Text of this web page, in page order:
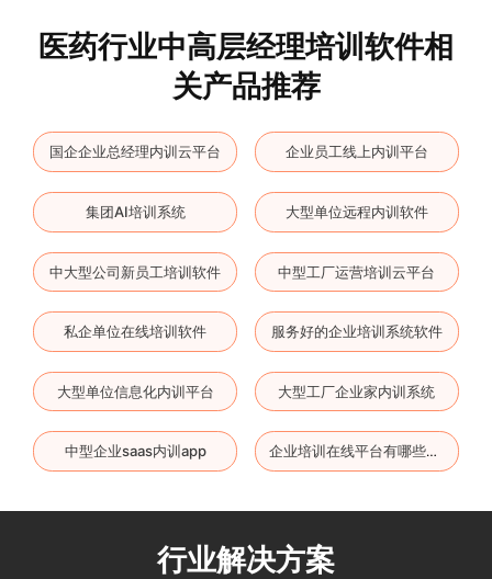
医药行业中高层经理培训软件相
关产品推荐
国企企业总经理内训云平台 企业员工线上内训平台
集团AI培训系统 大型单位远程内训软件
中大型公司新员工培训软件 中型工厂运营培训云平台
私企单位在线培训软件 服务好的企业培训系统软件
大型单位信息化内训平台 大型工厂企业家内训系统
中型企业saas内训app 企业培训在线平台有哪些软件
行业解决方案